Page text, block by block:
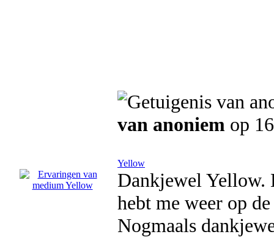
van anoniem op
Yellow
Dankjewel Yellow.
hebt me weer op
Nogmaals